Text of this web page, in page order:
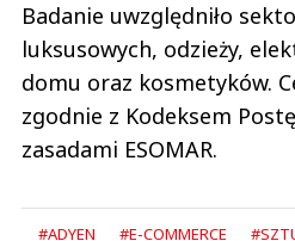
Badanie uwzględniło
luksusowych, odzieży,
domu oraz kosmetyków.
zgodnie z Kodeksem
zasadami ESOMAR.
#ADYEN #E-COMMERCE